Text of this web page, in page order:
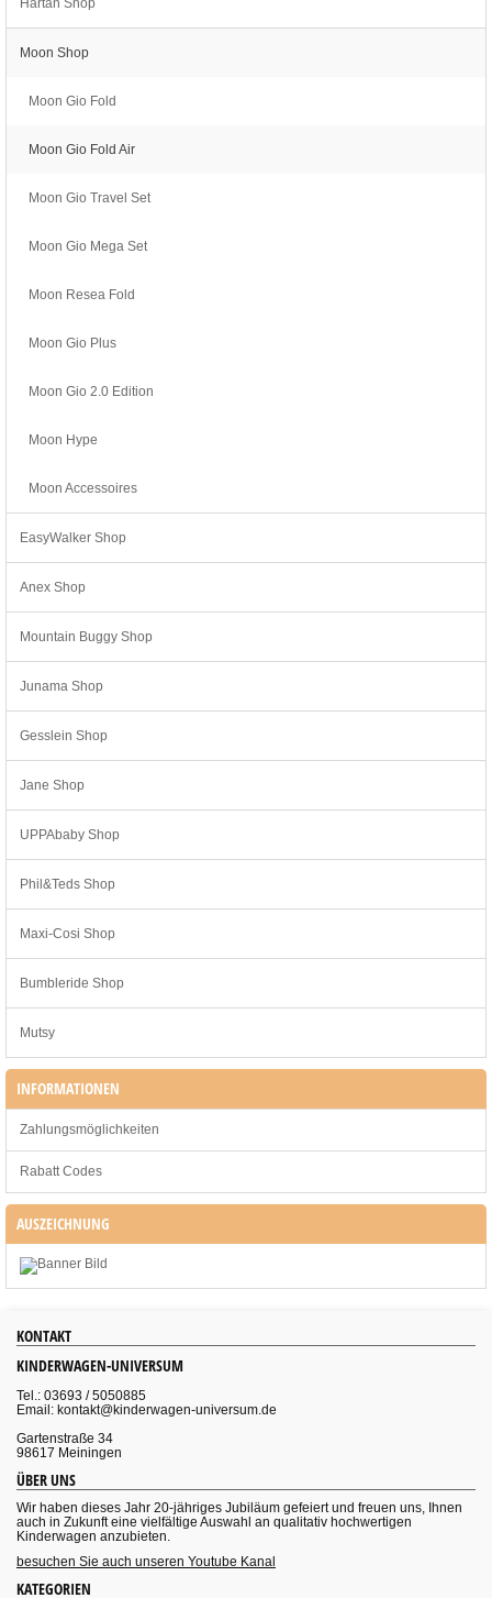
Moon Shop
Moon Gio Fold
Moon Gio Fold Air
Moon Gio Travel Set
Moon Gio Mega Set
Moon Resea Fold
Moon Gio Plus
Moon Gio 2.0 Edition
Moon Hype
Moon Accessoires
EasyWalker Shop
Anex Shop
Mountain Buggy Shop
Junama Shop
Gesslein Shop
Jane Shop
UPPAbaby Shop
Phil&Teds Shop
Maxi-Cosi Shop
Bumbleride Shop
Mutsy
INFORMATIONEN
Zahlungsmöglichkeiten
Rabatt Codes
AUSZEICHNUNG
KONTAKT
KINDERWAGEN-UNIVERSUM
Tel.: 03693 / 5050885
Email: kontakt@kinderwagen-universum.de
Gartenstraße 34
98617 Meiningen
ÜBER UNS
Wir haben dieses Jahr 20-jähriges Jubiläum gefeiert und freuen uns, Ihnen
auch in Zukunft eine vielfältige Auswahl an qualitativ hochwertigen
Kinderwagen anzubieten.
besuchen Sie auch unseren Youtube Kanal
KATEGORIEN